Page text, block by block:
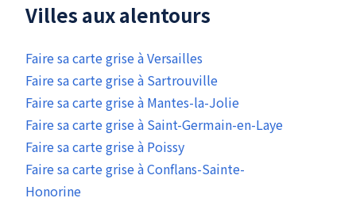
Villes aux alentours
Faire sa carte grise à Versailles
Faire sa carte grise à Sartrouville
Faire sa carte grise à Mantes-la-Jolie
Faire sa carte grise à Saint-Germain-en-Laye
Faire sa carte grise à Poissy
Faire sa carte grise à Conflans-Sainte-
Honorine